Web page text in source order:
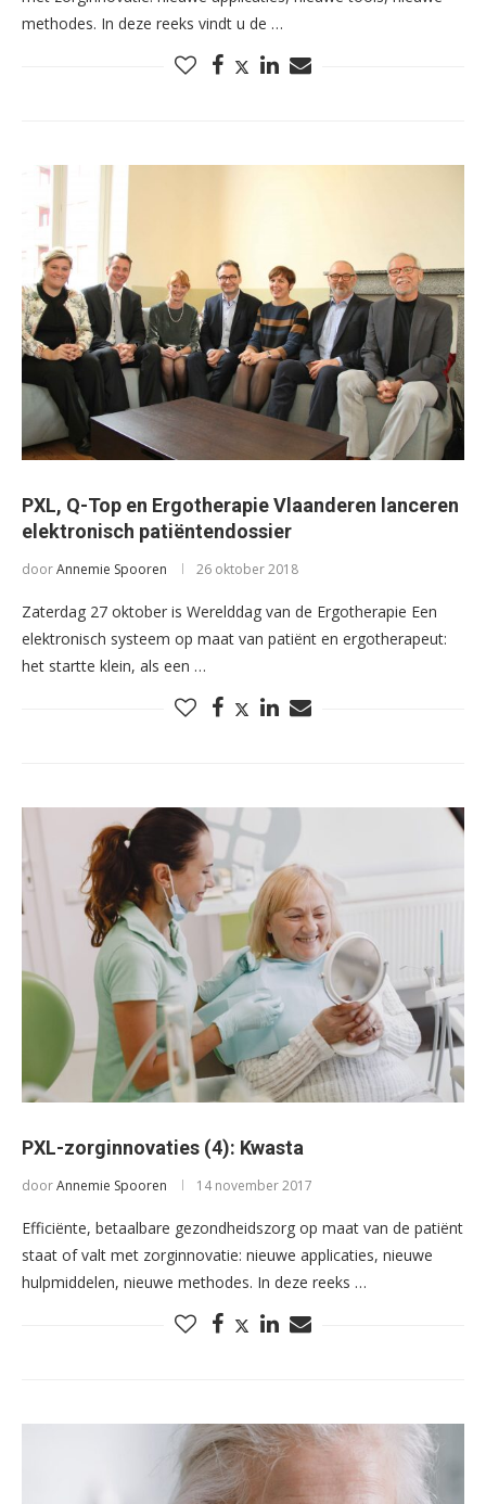
methodes. In deze reeks vindt u de …
PXL, Q-Top en Ergotherapie Vlaanderen lanceren
elektronisch patiëntendossier
doorAnnemie Spooren 26 oktober 2018
Zaterdag 27 oktober is Werelddag van de Ergotherapie Een
elektronisch systeem op maat van patiënt en ergotherapeut:
het startte klein, als een …
PXL-zorginnovaties (4): Kwasta
doorAnnemie Spooren 14 november 2017
Efficiënte, betaalbare gezondheidszorg op maat van de patiënt
staat of valt met zorginnovatie: nieuwe applicaties, nieuwe
hulpmiddelen, nieuwe methodes. In deze reeks …